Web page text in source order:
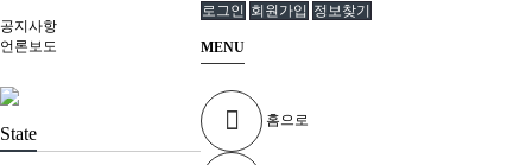
공지사항
언론보도
State
로그인 회원가입 정보찾기
MENU
홈으로